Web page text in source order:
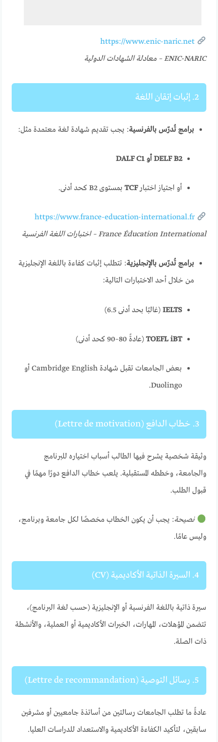
https://www.enic-naric.net
ENIC-NARIC – معادلة الشهادات الدولية
2. إثبات إتقان اللغة
برامج تُدرّس بالفرنسية: يجب تقديم شهادة لغة معتمدة مثل:
DELF B2 أو DALF C1
أو اجتياز اختبارTCF بمستوى B2 كحد أدنى.
https://www.france-education-international.fr
France Éducation International – اختبارات اللغة الفرنسية
برامج تُدرّس بالإنجليزية: تتطلب إثبات كفاءة باللغة الإنجليزية
من خلال أحد الاختبارات التالية:
IELTS (غالبًا بحد أدنى 6.5)
TOEFL iBT (عادةً 80–90 كحد أدنى)
بعض الجامعات تقبل شهادة Cambridge English أو
Duolingo.
3. خطاب الدافع (Lettre de motivation)
وثيقة شخصية يشرح فيها الطالب أسباب اختياره للبرنامج
والجامعة، وخططه المستقبلية. يلعب خطاب الدافع دورًا مهمًا في
قبول الطلب.
نصيحة: يجب أن يكون الخطاب مخصصًا لكل جامعة وبرنامج،
وليس عامًا.
4. السيرة الذاتية الأكاديمية (CV)
سيرة ذاتية باللغة الفرنسية أو الإنجليزية (حسب لغة البرنامج)،
تتضمن المؤهلات، المهارات، الخبرات الأكاديمية أو العملية، والأنشطة
ذات الصلة.
5. رسائل التوصية (Lettre de recommandation)
عادةً ما تطلب الجامعات رسالتين من أساتذة جامعيين أو مشرفين
سابقين، لتأكيد الكفاءة الأكاديمية والاستعداد للدراسات العليا.